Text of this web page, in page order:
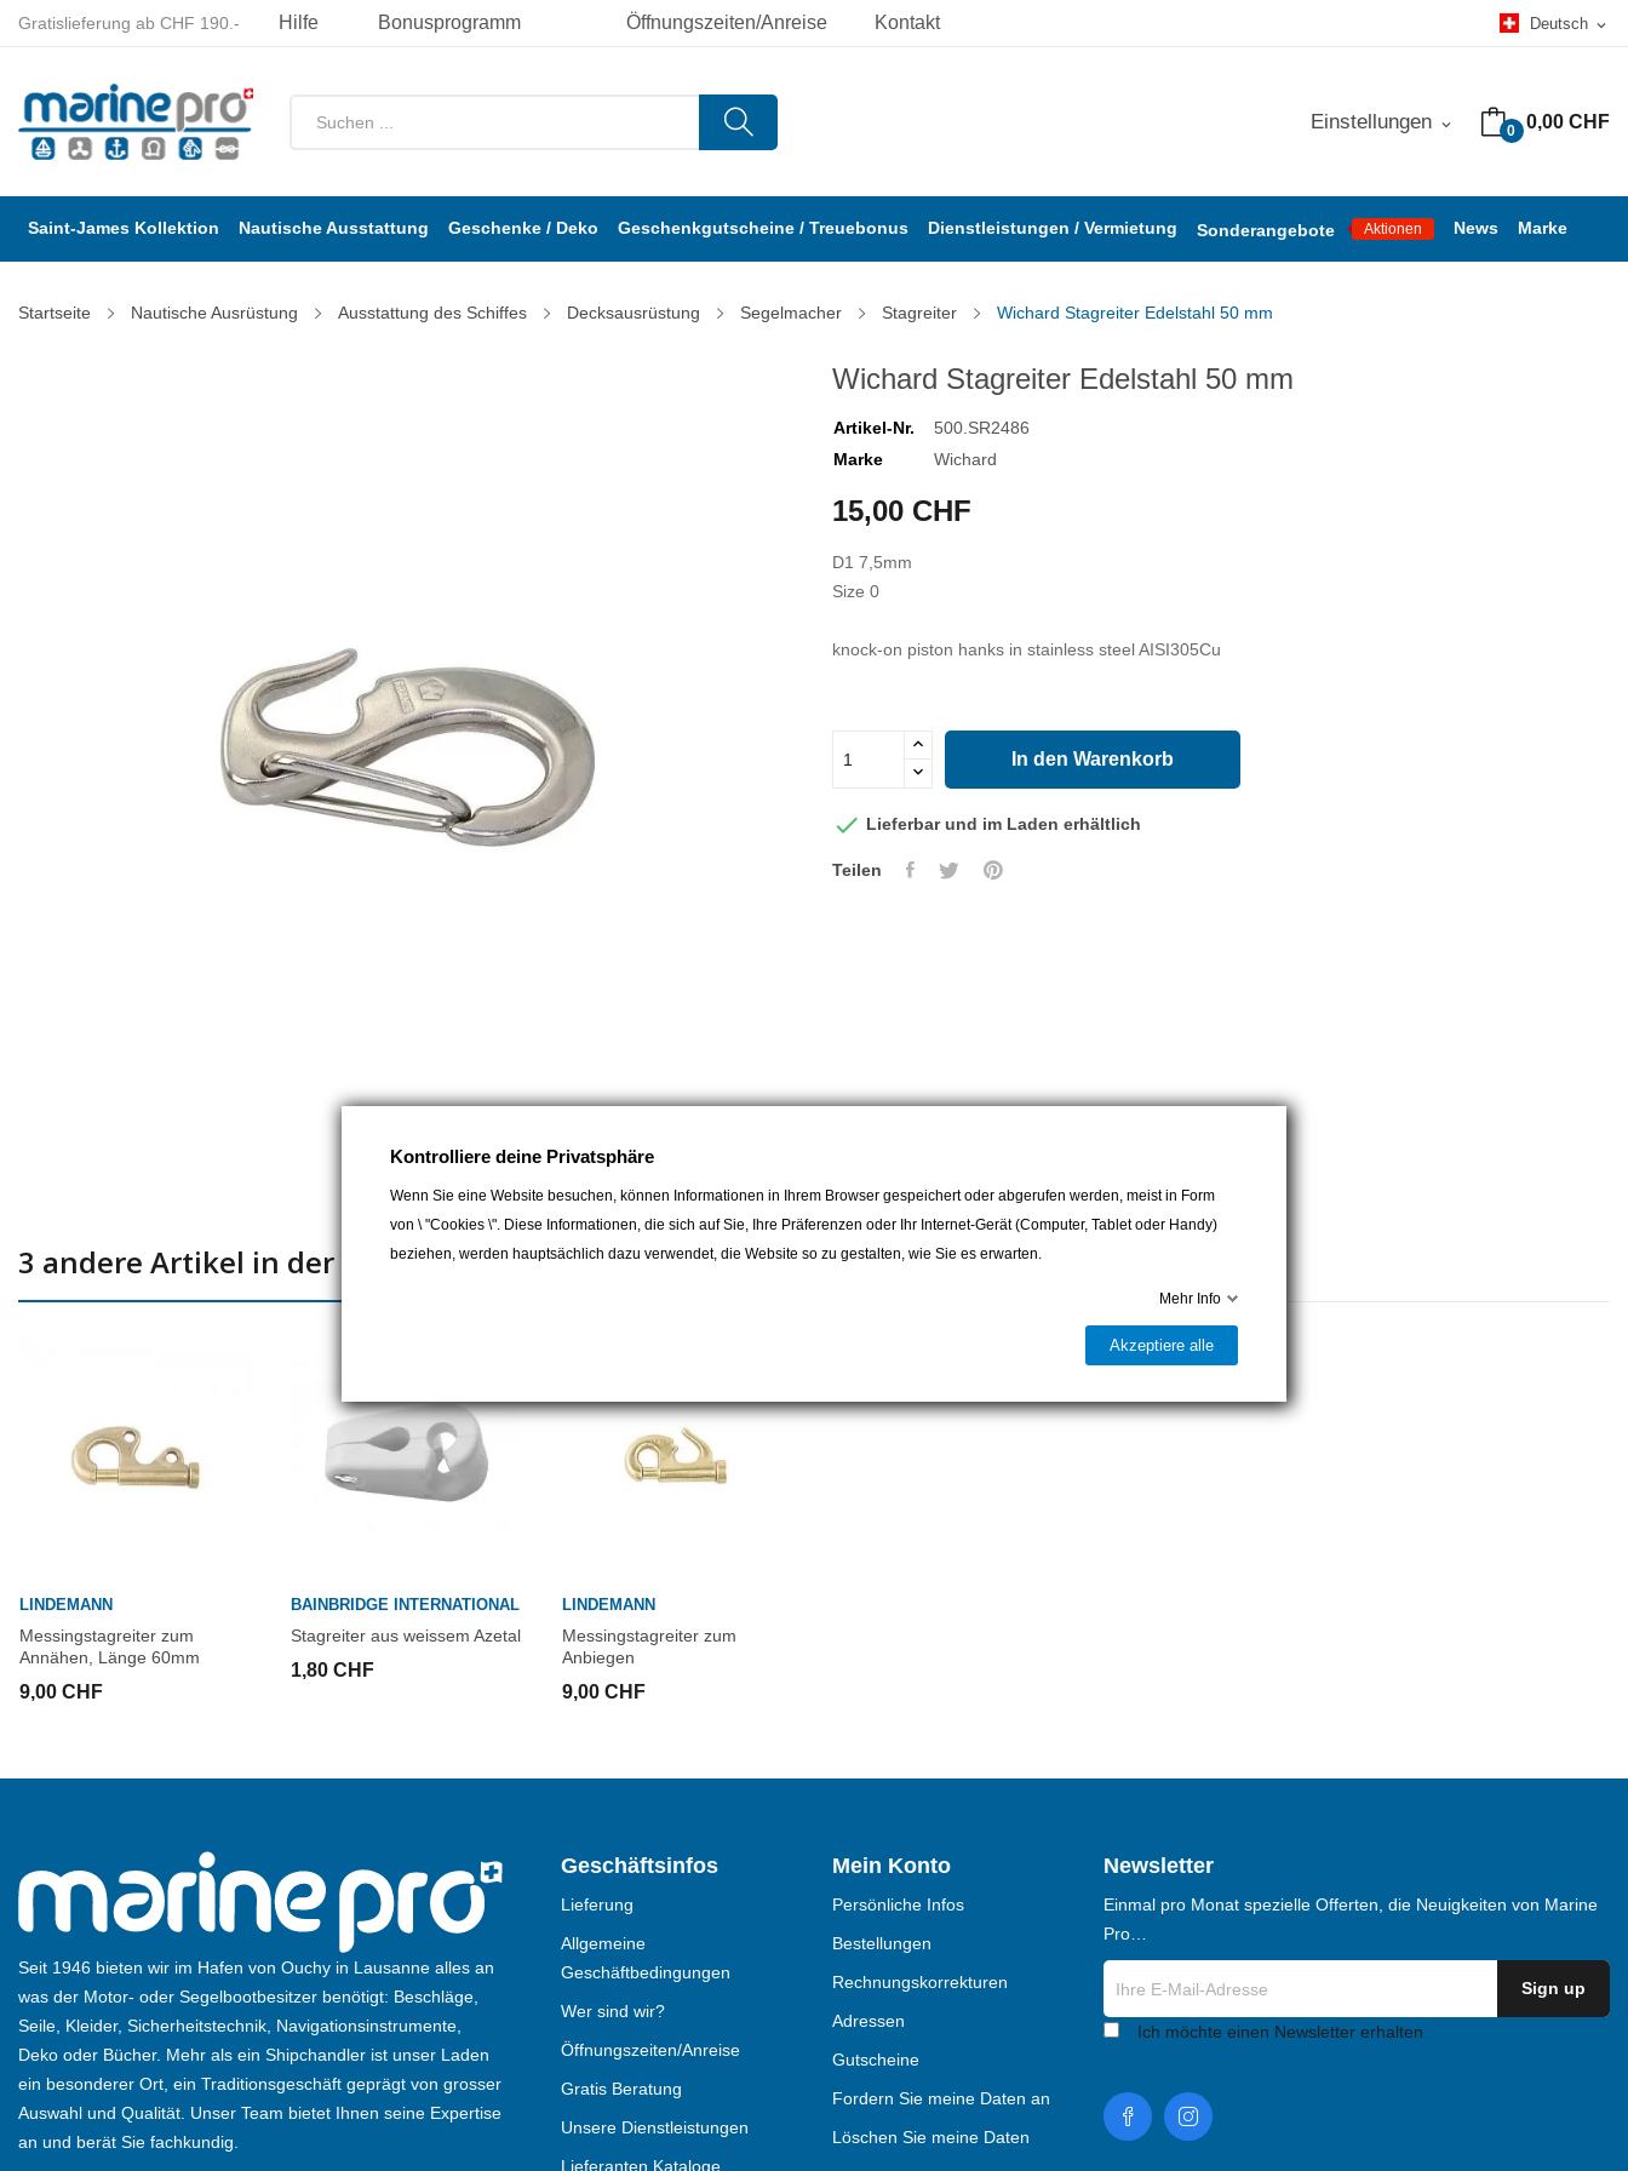
Öffnungszeiten/Anreise Kontakt Deutsch expand_more
Gratislieferung ab CHF 190.- Hilfe Bonusprogramm
0 0,00 CHF
Einstellungen expand_more
Saint-James Kollektion Nautische Ausstattung Geschenke / Deko Geschenkgutscheine / Treuebonus Dienstleistungen / Vermietung Sonderangebote Aktionen News Marke
Startseite Nautische Ausrüstung Ausstattung des Schiffes Decksausrüstung Segelmacher Stagreiter Wichard Stagreiter Edelstahl 50 mm
Wichard Stagreiter Edelstahl 50 mm
Artikel-Nr.
500.SR2486
Marke
Wichard
15,00 CHF
D1 7,5mm
Size 0
knock-on piston hanks in stainless steel AISI305Cu
In den Warenkorb
 Lieferbar und im Laden erhältlich
Teilen
3 andere Artikel in der gleichen Kategorie:
LINDEMANN
Messingstagreiter zum
Annähen, Länge 60mm
9,00 CHF
BAINBRIDGE INTERNATIONAL
Stagreiter aus weissem Azetal
1,80 CHF
LINDEMANN
Messingstagreiter zum
Anbiegen
9,00 CHF
Seit 1946 bieten wir im Hafen von Ouchy in Lausanne alles an
was der Motor- oder Segelbootbesitzer benötigt: Beschläge,
Seile, Kleider, Sicherheitstechnik, Navigationsinstrumente,
Deko oder Bücher. Mehr als ein Shipchandler ist unser Laden
ein besonderer Ort, ein Traditionsgeschäft geprägt von grosser
Auswahl und Qualität. Unser Team bietet Ihnen seine Expertise
an und berät Sie fachkundig.
Geschäftsinfos
Lieferung
Allgemeine
Geschäftbedingungen
Wer sind wir?
Öffnungszeiten/Anreise
Gratis Beratung
Unsere Dienstleistungen
Lieferanten Kataloge
Mein Konto
Persönliche Infos
Bestellungen
Rechnungskorrekturen
Adressen
Gutscheine
Fordern Sie meine Daten an
Löschen Sie meine Daten
Newsletter
Einmal pro Monat spezielle Offerten, die Neuigkeiten von Marine
Pro…
Ich möchte einen Newsletter erhalten
Kontrolliere deine Privatsphäre
Wenn Sie eine Website besuchen, können Informationen in Ihrem Browser gespeichert oder abgerufen werden, meist in Form
von \ "Cookies \". Diese Informationen, die sich auf Sie, Ihre Präferenzen oder Ihr Internet-Gerät (Computer, Tablet oder Handy)
beziehen, werden hauptsächlich dazu verwendet, die Website so zu gestalten, wie Sie es erwarten.
Mehr Info
Akzeptiere alle